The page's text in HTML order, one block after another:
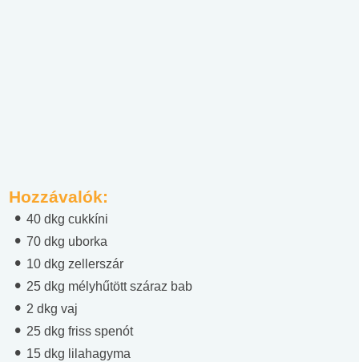
Hozzávalók:
40 dkg cukkíni
70 dkg uborka
10 dkg zellerszár
25 dkg mélyhűtött száraz bab
2 dkg vaj
25 dkg friss spenót
15 dkg lilahagyma